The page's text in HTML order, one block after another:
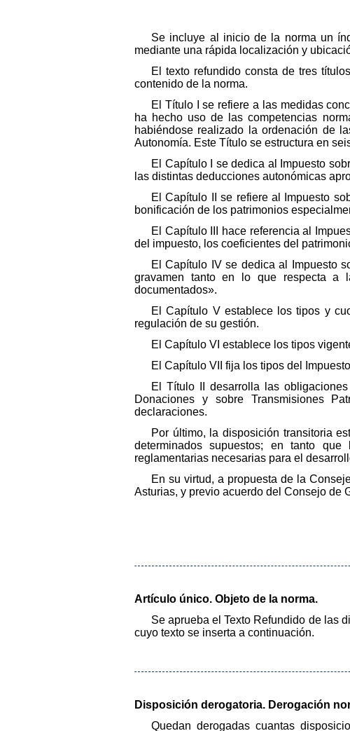
Se incluye al inicio de la norma un
mediante una rápida localización y
El texto refundido consta de tres
contenido de la norma.
El Título I se refiere a las medidas
ha hecho uso de las competencias
habiéndose realizado la ordenación de
Autonomía. Este Título se estructura en
El Capítulo I se dedica al Impuesto
las distintas deducciones autonómicas
El Capítulo II se refiere al Impuesto
bonificación de los patrimonios
El Capítulo III hace referencia al
del impuesto, los coeficientes del
El Capítulo IV se dedica al Impuesto
gravamen tanto en lo que respecta a
documentados».
El Capítulo V establece los tipos y
regulación de su gestión.
El Capítulo VI establece los tipos
El Capítulo VII fija los tipos del
El Título II desarrolla las
Donaciones y sobre Transmisiones
declaraciones.
Por último, la disposición transitoria
determinados supuestos; en tanto
reglamentarias necesarias para el
En su virtud, a propuesta de la
Asturias, y previo acuerdo del Consejo de
Artículo único. Objeto de la norma.
Se aprueba el Texto Refundido de las
cuyo texto se inserta a continuación.
Disposición derogatoria. Derogación
Quedan derogadas cuantas